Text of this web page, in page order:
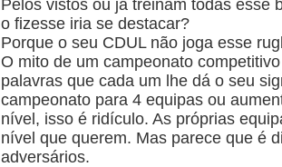
Pelos vistos ou já treinam todas esse
o fizesse iria se destacar?
Porque o seu CDUL não joga esse
O mito de um campeonato
palavras que cada um lhe dá o seu
campeonato para 4 equipas ou
nível, isso é ridículo. As próprias
nível que querem. Mas parece que é
adversários.